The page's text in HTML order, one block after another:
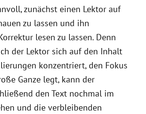
zunächst einen Lektor auf
zu lassen und ihn
lesen zu lassen. Denn
der Lektor sich auf den Inhalt
konzentriert, den Fokus
Ganze legt, kann der
den Text nochmal im
und die verbleibenden